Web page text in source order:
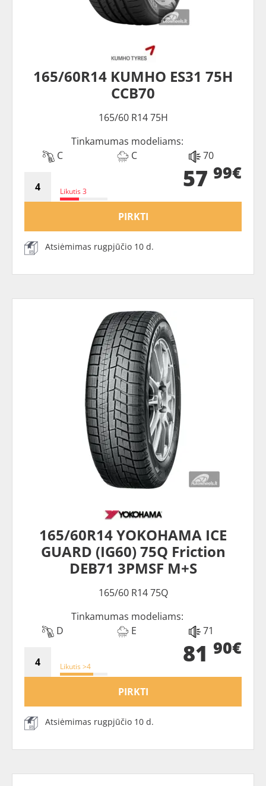
165/60R14 KUMHO ES31 75H
CCB70
165/60 R14 75H
Tinkamumas modeliams:
C
C 70
Likutis 3 57 99€
PIRKTI
Atsiėmimas rugpjūčio 10 d.
165/60R14 YOKOHAMA ICE
GUARD (IG60) 75Q Friction
DEB71 3PMSF M+S
165/60 R14 75Q
Tinkamumas modeliams:
D
E 71
Likutis >4 81 90€
PIRKTI
Atsiėmimas rugpjūčio 10 d.